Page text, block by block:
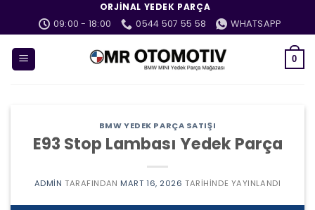
ORJINAL YEDEK PARÇA
09:00 - 18:00
0544 507 55 58 WHATSAPP
0
BMW YEDEK PARÇA SATIŞI
E93 Stop Lambası Yedek Parça
ADMIN TARAFINDAN MART 16, 2026 TARIHINDE YAYINLANDI